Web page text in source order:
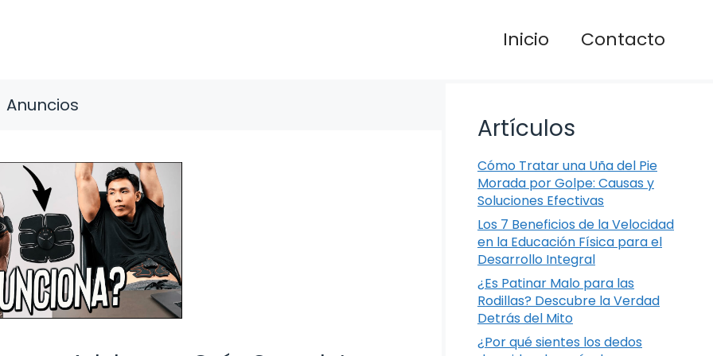
Inicio Contacto
Anuncios
Artículos
Cómo Tratar una Uña del Pie
Morada por Golpe: Causas y
Soluciones Efectivas
Los 7 Beneficios de la Velocidad
en la Educación Física para el
Desarrollo Integral
¿Es Patinar Malo para las
Rodillas? Descubre la Verdad
Detrás del Mito
¿Por qué sientes los dedos